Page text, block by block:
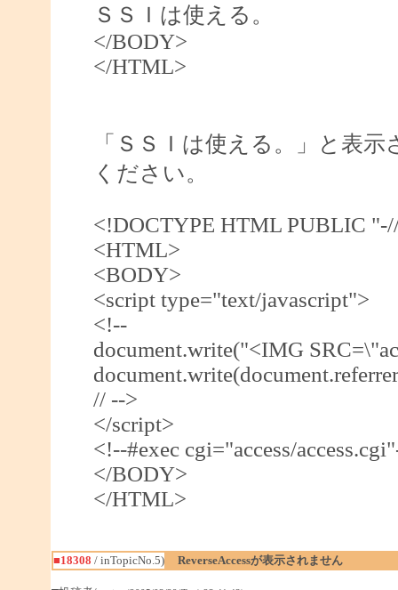
ＳＳＩは使える。
</BODY>
</HTML>
「ＳＳＩは使える。」と表
ください。
<!DOCTYPE HTML PUBLIC
<HTML>
<BODY>
<script type="text/javascript">
<!--
document.write("<IMG
// -->
</script>
<!--#exec cgi="access/
</BODY>
</HTML>
■18308 / inTopicNo.5) ReverseAccessが表示されません